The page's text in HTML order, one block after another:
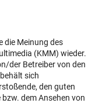
die Meinung des
(KMM) wieder.
der Betreiber von den
sich
den guten
dem Ansehen von